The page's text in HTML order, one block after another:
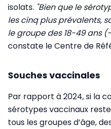
isolats. "Bien que le
les cinq plus prévalents,
le groupe des 18-49 ans
constate le Centre de
Souches vaccinales
Par rapport à 2024, si la
sérotypes vaccinaux
tous les groupes d’âge,